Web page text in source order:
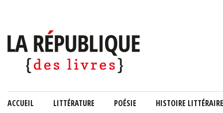
ACCUEIL LITTÉRATURE POÉSIE HISTOIRE LITTÉRAIRE